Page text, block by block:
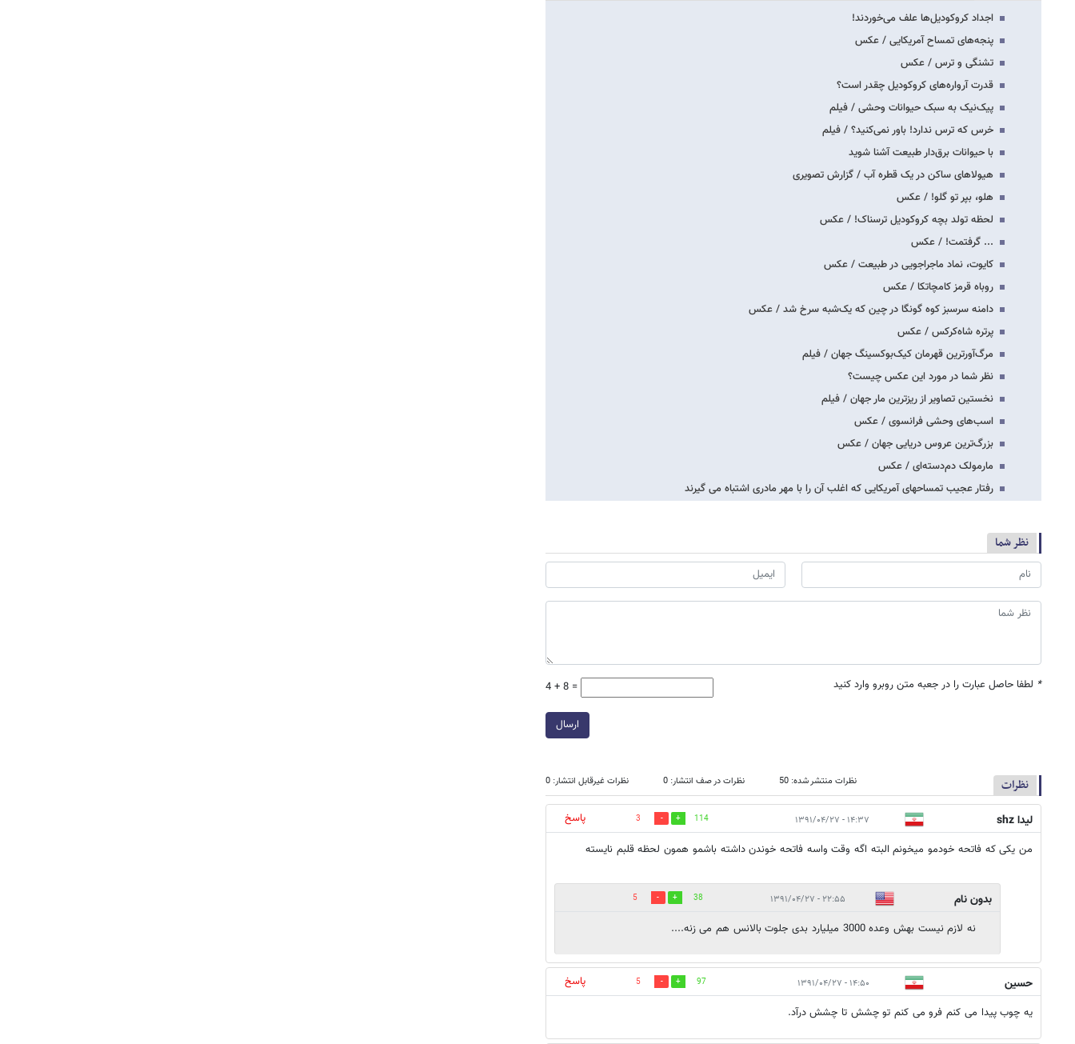
اجداد کروکودیل‌ها علف می‌خوردند!
پنجه‌های تمساح آمریکایی / عکس
تشنگی و ترس / عکس
قدرت آرواره‌های کروکودیل چقدر است؟
پیک‌نیک به سبک حیوانات وحشی / فیلم
خرس که ترس ندارد! باور نمی‌کنید؟ / فیلم
با حیوانات برق‌دار طبیعت آشنا شوید
هیولاهای ساکن در یک قطره آب / گزارش تصویری
هلو، بپر تو گلو! / عکس
لحظه تولد بچه کروکودیل ترسناک! / عکس
... گرفتمت! / عکس
کایوت، نماد ماجراجویی در طبیعت / عکس
روباه قرمز کامچاتکا / عکس
دامنه سرسبز کوه گونگا در چین که یک‌شبه سرخ شد / عکس
پرتره شاه‌کرکس / عکس
مرگ‌آورترین قهرمان کیک‌بوکسینگ جهان / فیلم
نظر شما در مورد این عکس چیست؟
نخستین تصاویر از ریزترین مار جهان / فیلم
اسب‌های وحشی فرانسوی / عکس
بزرگ‌ترین عروس دریایی جهان / عکس
مارمولک دم‌دسته‌ای / عکس
رفتار عجیب تمساح‎های آمریکایی که اغلب آن را با مهر مادری اشتباه می گیرند
نظر شما
* لطفا حاصل عبارت را در جعبه متن روبرو وارد کنید 4 + 8 =
ارسال
نظرات نظرات منتشر شده: 50 نظرات در صف انتشار: 0 نظرات غیرقابل انتشار: 0
لیدا shz ۱۴:۳۷ - ۱۳۹۱/۰۴/۲۷ 114
3
پاسخ
من یکی که فاتحه خودمو میخونم البته اگه وقت واسه فاتحه خوندن داشته باشمو همون لحظه قلبم نایسته
بدون نام ۲۲:۵۵ - ۱۳۹۱/۰۴/۲۷ 38
5
نه لازم نیست بهش وعده 3000 میلیارد بدی جلوت بالانس هم می زنه....
حسین ۱۴:۵۰ - ۱۳۹۱/۰۴/۲۷ 97
5
پاسخ
یه چوب پیدا می کنم فرو می کنم تو چشش تا چشش درآد.